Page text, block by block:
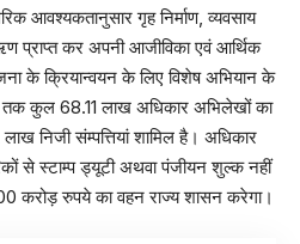
आवश्यकतानुसार गृह निर्माण, व्यवसाय
प्राप्त कर अपनी आजीविका एवं आर्थिक
के क्रियान्वयन के लिए विशेष अभियान के
तक कुल 68.11 लाख अधिकार अभिलेखों का
निजी संम्पत्तियां शामिल है। अधिकार
से स्टाम्प ड्यूटी अथवा पंजीयन शुल्क नहीं
करोड़ रुपये का वहन राज्य शासन करेगा।